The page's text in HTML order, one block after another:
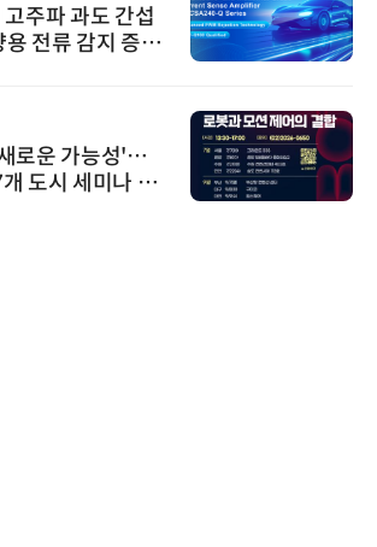
주파 과도 간섭
전류 감지 증폭
로운 가능성'…
도시 세미나 페